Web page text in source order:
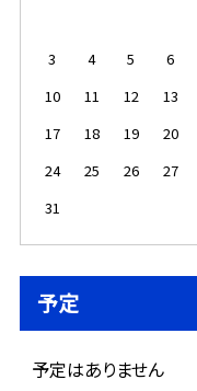
3
4 5 6
10
11 12 13
17
18 19 20
24
25 26 27
31
予定
予定はありません